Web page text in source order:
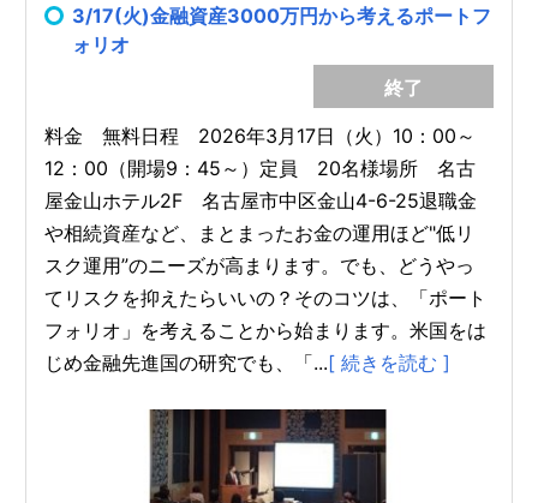
3/17(火)金融資産3000万円から考えるポートフ
ォリオ
終了
料金 無料日程 2026年3月17日（火）10：00～
12：00（開場9：45～）定員 20名様場所 名古
屋金山ホテル2F 名古屋市中区金山4-6-25退職金
や相続資産など、まとまったお金の運用ほど"低リ
スク運用”のニーズが高まります。でも、どうやっ
てリスクを抑えたらいいの？そのコツは、「ポート
フォリオ」を考えることから始まります。米国をは
じめ金融先進国の研究でも、「...[ 続きを読む ]